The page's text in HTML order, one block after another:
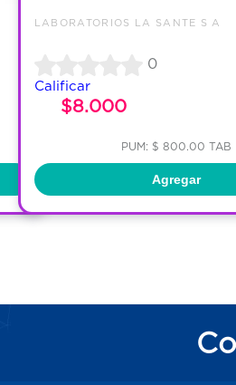
LABORATORIOS LA SANTE S A
0
Calificar
$8.000
PUM: $ 800.00 TAB
Agregar